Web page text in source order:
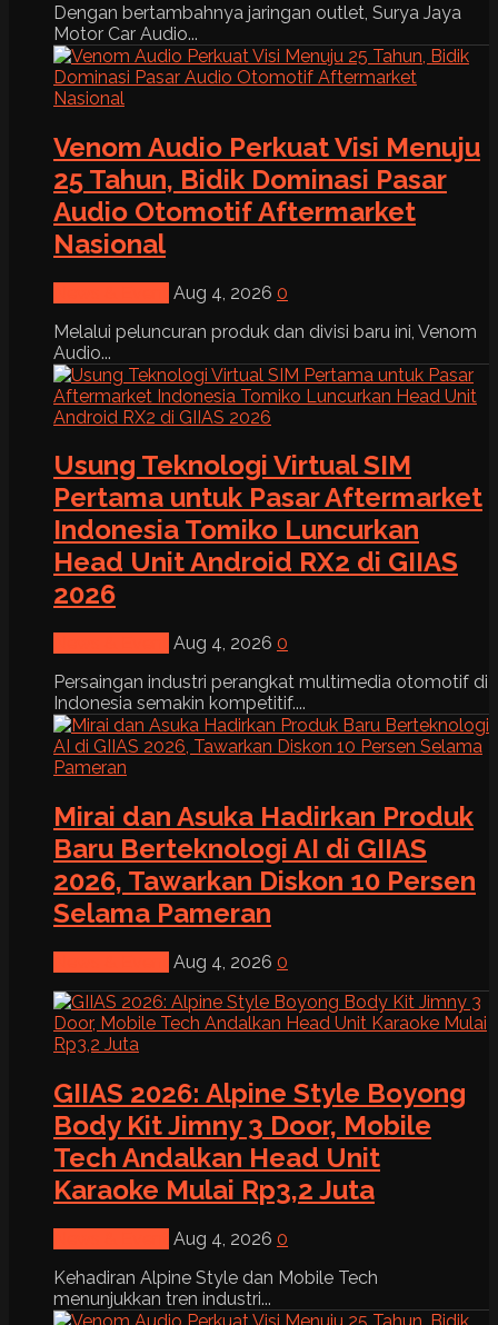
Dengan bertambahnya jaringan outlet, Surya Jaya
Motor Car Audio...
Venom Audio Perkuat Visi Menuju
25 Tahun, Bidik Dominasi Pasar
Audio Otomotif Aftermarket
Nasional
Aug 4, 2026 0
Melalui peluncuran produk dan divisi baru ini, Venom
Audio...
Usung Teknologi Virtual SIM
Pertama untuk Pasar Aftermarket
Indonesia Tomiko Luncurkan
Head Unit Android RX2 di GIIAS
2026
Aug 4, 2026 0
Persaingan industri perangkat multimedia otomotif di
Indonesia semakin kompetitif....
Mirai dan Asuka Hadirkan Produk
Baru Berteknologi AI di GIIAS
2026, Tawarkan Diskon 10 Persen
Selama Pameran
Aug 4, 2026 0
GIIAS 2026: Alpine Style Boyong
Body Kit Jimny 3 Door, Mobile
Tech Andalkan Head Unit
Karaoke Mulai Rp3,2 Juta
Aug 4, 2026 0
Kehadiran Alpine Style dan Mobile Tech
menunjukkan tren industri...